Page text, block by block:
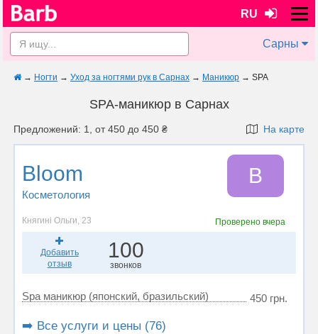
RU
Сарны
→ Ногти → Уход за ногтями рук в Сарнах → Маникюр → SPA
SPA-маникюр в Сарнах
Предложений: 1, от 450 до 450 ₴ На карте
Bloom
Косметология
B
Княгині Ольги, 23 Провереновчера
Добавить
отзыв
100
звонков
Spa маникюр (японский, бразильский) 450 грн.
➡️ Все услуги и цены (76)